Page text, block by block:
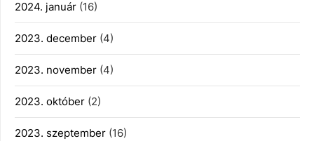
2024. január (16)
2023. december (4)
2023. november (4)
2023. október (2)
2023. szeptember (16)